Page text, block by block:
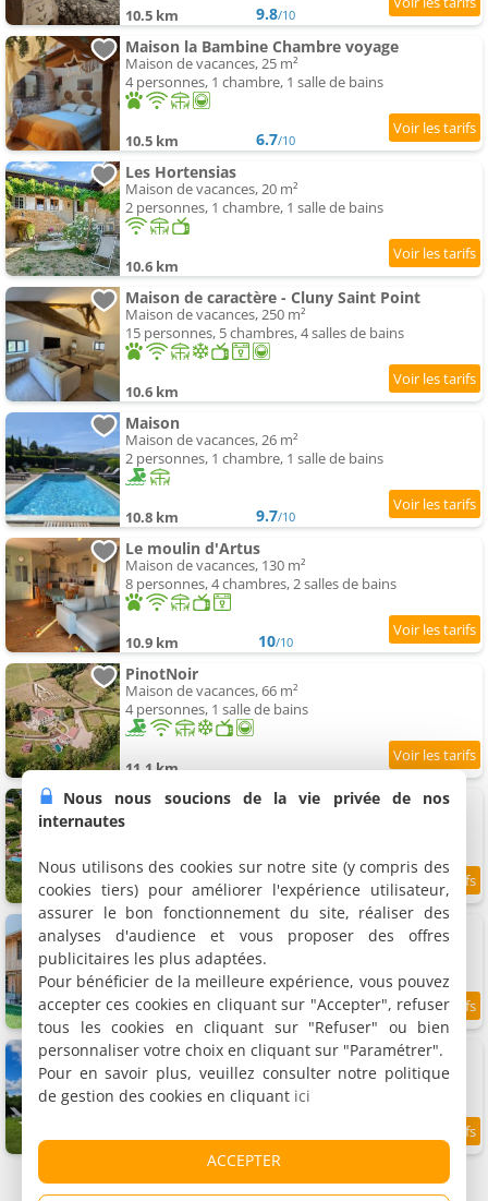
10.5 km 9.8/10
Maison la Bambine Chambre voyage
Maison de vacances, 25 m²
4 personnes, 1 chambre, 1 salle de bains
10.5 km 6.7/10
Les Hortensias
Maison de vacances, 20 m²
2 personnes, 1 chambre, 1 salle de bains
10.6 km
Maison de caractère - Cluny Saint Point
Maison de vacances, 250 m²
15 personnes, 5 chambres, 4 salles de bains
10.6 km
Maison
Maison de vacances, 26 m²
2 personnes, 1 chambre, 1 salle de bains
10.8 km 9.7/10
Le moulin d'Artus
Maison de vacances, 130 m²
8 personnes, 4 chambres, 2 salles de bains
10.9 km 10/10
PinotNoir
Maison de vacances, 66 m²
4 personnes, 1 salle de bains
11.1 km
Appartements Château de Gorze
11.1 km 9 /10
La Clayette
Maison de vacances, 310 m²
10 personnes, 4 chambres, 4 salles de bains
11.4 km
Gites de groupes Les Muriers
4 gîtes, 73 à 220 m²
6 à 18 personnes (total 51 personnes)
11.6 km 9.5/10
Nous nous soucions de la vie privée de nos
internautes
Nous utilisons des cookies sur notre site (y compris des
cookies tiers) pour améliorer l'expérience utilisateur,
assurer le bon fonctionnement du site, réaliser des
analyses d'audience et vous proposer des offres
publicitaires les plus adaptées.
Pour bénéficier de la meilleure expérience, vous pouvez
accepter ces cookies en cliquant sur "Accepter", refuser
tous les cookies en cliquant sur "Refuser" ou bien
personnaliser votre choix en cliquant sur "Paramétrer".
Pour en savoir plus, veuillez consulter notre politique
de gestion des cookies en cliquant ici
ACCEPTER